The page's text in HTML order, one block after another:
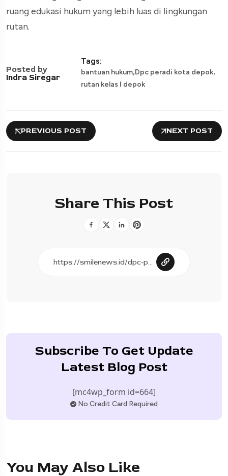
ruang edukasi hukum yang lebih luas di lingkungan
rutan.
Posted by
Indra Siregar
Tags:
bantuan hukum,Dpc peradi kota depok,
rutan kelas I depok
PREVIOUS POST NEXT POST
Share This Post
Subscribe To Get Update
Latest Blog Post
[mc4wp_form id=664]
No Credit Card Required
You May Also Like